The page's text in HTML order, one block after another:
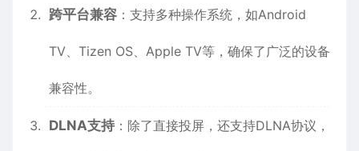
跨平台兼容 ：支持多种操作系统，如Android
TV、Tizen OS、Apple TV等，确保了广泛的设备
兼容性。
DLNA支持 ：除了直接投屏，还支持DLNA协议，